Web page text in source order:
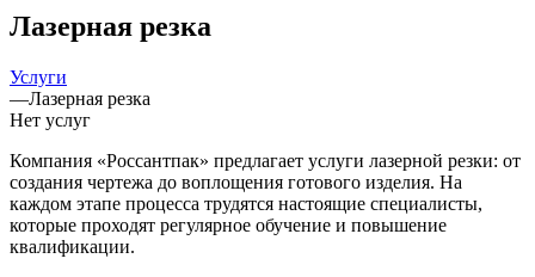
Лазерная резка
Услуги
—Лазерная резка
Нет услуг
Компания «Россантпак» предлагает услуги лазерной резки: от
создания чертежа до воплощения готового изделия. На
каждом этапе процесса трудятся настоящие специалисты,
которые проходят регулярное обучение и повышение
квалификации.